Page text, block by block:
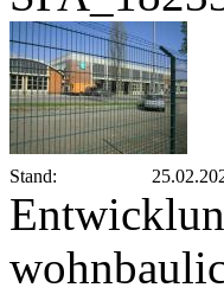
Stand: